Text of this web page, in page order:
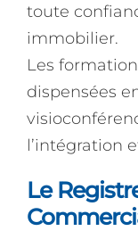
toute
immobilier.
Les
dispensées
l’intégration
Le